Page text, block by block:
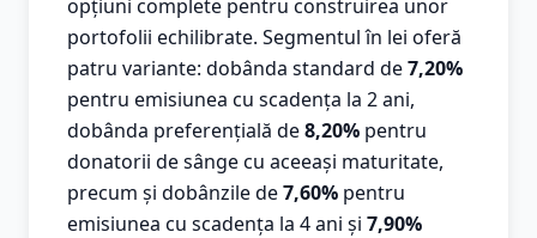
opțiuni complete pentru construirea unor
portofolii echilibrate. Segmentul în lei oferă
patru variante: dobânda standard de7,20%
pentru emisiunea cu scadența la 2 ani,
dobânda preferențială de8,20% pentru
donatorii de sânge cu aceeași maturitate,
precum și dobânzile de7,60% pentru
emisiunea cu scadența la 4 ani și 7,90%